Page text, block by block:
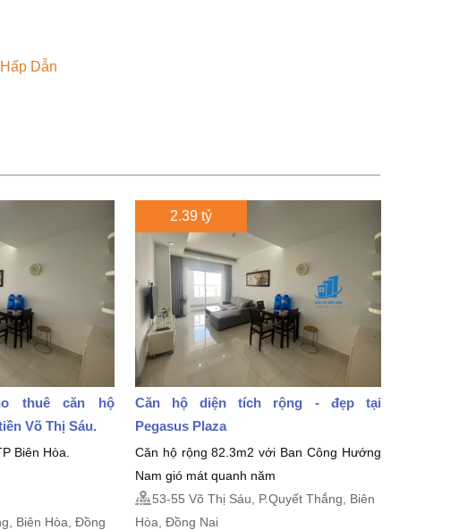
Dẫn
thuê căn hộ
Võ Thị Sáu.
Biên Hòa.
Biên Hòa, Đồng
2.39 tỷ
Căn hộ diện tích rộng - đẹp tại
Pegasus Plaza
Căn hộ rộng 82.3m2 với Ban Công Hướng
Nam gió mát quanh năm
53-55 Võ Thị Sáu, P.Quyết Thắng, Biên
Hòa, Đồng Nai